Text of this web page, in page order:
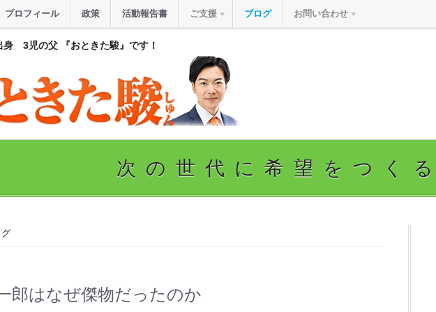
身 3児の父 『おときた駿』です！
プロフィール 政策 活動報告書 ご支援 ブログ お問い合わせ
次の世代に希望をつく
グ
郎はなぜ傑物だったのか